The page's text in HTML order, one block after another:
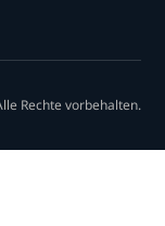
Rechte vorbehalten.